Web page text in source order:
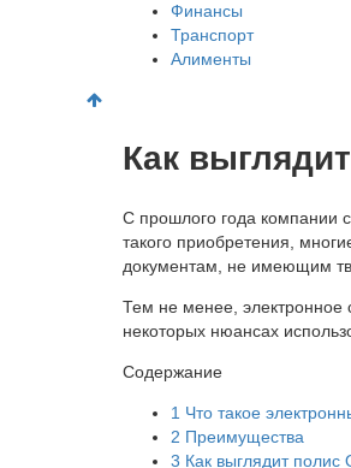
Финансы
Транспорт
Алименты
Как
С прошлого года компании
такого приобретения,
документам, не имеющим
Тем не менее, электронное
некоторых нюансах
Содержание
1 Что такое
2 Преимущества
3 Как выглядит